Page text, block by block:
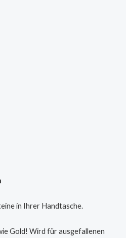
in Ihrer Handtasche.
Gold! Wird für ausgefallenen